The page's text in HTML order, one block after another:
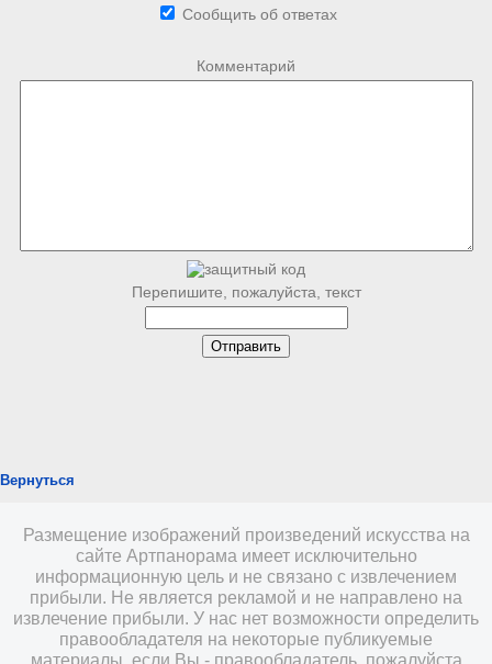
Сообщить об ответах
Комментарий
Перепишите, пожалуйста, текст
Вернуться
Размещение изображений произведений искусства на
сайте Артпанорама имеет исключительно
информационную цель и не связано с извлечением
прибыли. Не является рекламой и не направлено на
извлечение прибыли. У нас нет возможности определить
правообладателя на некоторые публикуемые
материалы, если Вы - правообладатель, пожалуйста